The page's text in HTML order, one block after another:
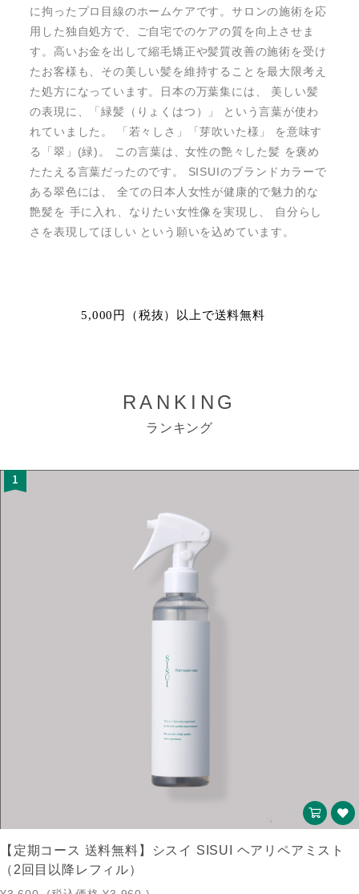
に拘ったプロ目線のホームケアです。サロンの施術を応
用した独自処方で、ご自宅でのケアの質を向上させま
す。高いお金を出して縮毛矯正や髪質改善の施術を受け
たお客様も、その美しい髪を維持することを最大限考え
た処方になっています。日本の万葉集には、 美しい髪
の表現に、「緑髪（りょくはつ）」 という言葉が使わ
れていました。 「若々しさ」「芽吹いた様」 を意味す
る「翠」(緑)。 この言葉は、女性の艶々した髪 を褒め
たたえる言葉だったのです。 SISUIのブランドカラーで
ある翠色には、 全ての日本人女性が健康的で魅力的な
艶髪を 手に入れ、なりたい女性像を実現し、 自分らし
さを表現してほしい という願いを込めています。
5,000円（税抜）以上で送料無料
RANKING
ランキング
1
【定期コース 送料無料】シスイ SISUI ヘアリペアミスト
（2回目以降レフィル）